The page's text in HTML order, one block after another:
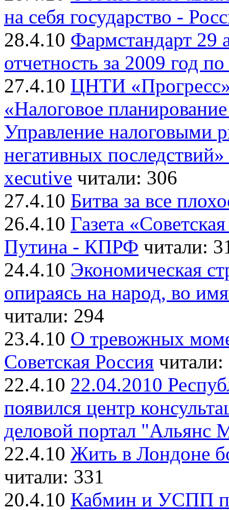
на себя государство -
28.4.10 Фармстандарт 29
отчетность за 2009
27.4.10 ЦНТИ
«Налоговое
Управление налоговыми
негативных
xecutive читали: 306
27.4.10 Битва за все
26.4.10 Газета
Путина - КПРФ читали:
24.4.10 Экономическая
опираясь на народ, во
читали: 294
23.4.10 О тревожных
Советская Россия читали:
22.4.10 22.04.2010
появился центр
деловой портал "Альянс
22.4.10 Жить в Лондоне
читали: 331
20.4.10 Кабмин и УСПП